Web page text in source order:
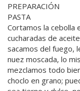
PREPARACIÓN
PASTA
Cortamos la cebolla
cucharadas de
sacamos del fuego,
nuez moscada, lo
mezclamos todo
choclo en grano;